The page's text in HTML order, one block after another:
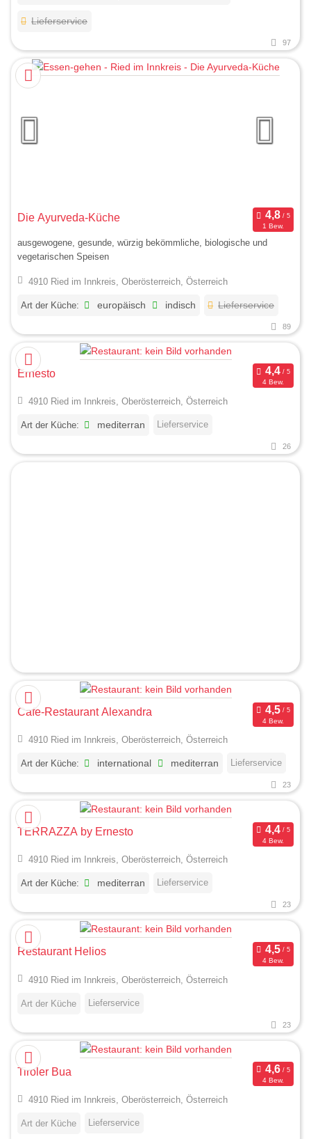
Lieferservice
97
Die Ayurveda-Küche
1 Bew.
ausgewogene, gesunde, würzig bekömmliche, biologische und
vegetarischen Speisen
4910 Ried im Innkreis, Oberösterreich, Österreich
Art der Küche: europäisch indisch Lieferservice
89
Ernesto
4 Bew.
4910 Ried im Innkreis, Oberösterreich, Österreich
Art der Küche: mediterran Lieferservice
26
Cafe-Restaurant Alexandra
4 Bew.
4910 Ried im Innkreis, Oberösterreich, Österreich
Art der Küche: international mediterran Lieferservice
23
TERRAZZA by Ernesto
4 Bew.
4910 Ried im Innkreis, Oberösterreich, Österreich
Art der Küche: mediterran Lieferservice
23
Restaurant Helios
4 Bew.
4910 Ried im Innkreis, Oberösterreich, Österreich
Art der Küche Lieferservice
23
Tiroler Bua
4 Bew.
4910 Ried im Innkreis, Oberösterreich, Österreich
Art der Küche Lieferservice